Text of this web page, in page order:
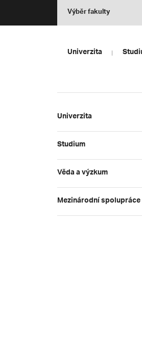
Výběr fakulty
Univerzita
Univerzita
Studium
Věda a výzkum
Mezinárodní spolupráce